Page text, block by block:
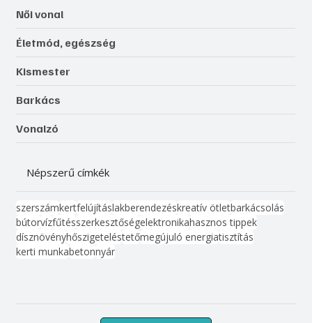
Női vonal
Életmód, egészség
Kismester
Barkács
Vonalzó
Népszerű címkék
szerszámkertfelújításlakberendezéskreatív ötletbarkácsolás
bútorvízfűtésszerkesztőségelektronikahasznos tippek
dísznövényhőszigeteléstetőmegújuló energiatisztítás
kerti munkabetonnyár